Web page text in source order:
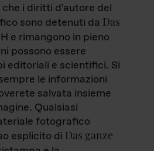
i diritti d'autore del
sono detenuti da Das
e rimangono in pieno
possono essere
editoriali e scientifici. Si
le informazioni
salvata insieme
Qualsiasi
fotografico
esplicito di Das ganze